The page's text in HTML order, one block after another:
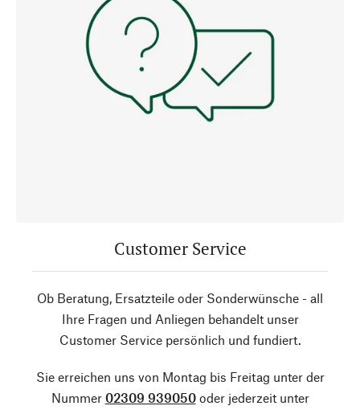
Customer Service
Ob Beratung, Ersatzteile oder Sonderwünsche - all
Ihre Fragen und Anliegen behandelt unser
Customer Service persönlich und fundiert.
Sie erreichen uns von Montag bis Freitag unter der
Nummer 02309 939050oder jederzeit unter